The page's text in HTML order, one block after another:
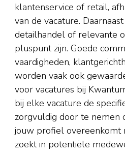
klantenservice of retail,
van de vacature.
detailhandel of relevante
pluspunt zijn. Goede
vaardigheden,
worden vaak ook
voor vacatures bij
bij elke vacature de
zorgvuldig door te nemen
jouw profiel overeenkomt
zoekt in potentiële